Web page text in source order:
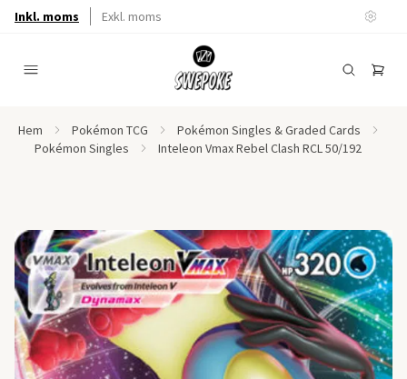
Inkl. moms Exkl. moms
Hem Pokémon TCG
Pokémon Singles & Graded Cards
Pokémon Singles
Inteleon Vmax Rebel Clash RCL 50/192